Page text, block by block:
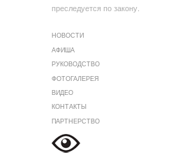
преследуется по закону.
НОВОСТИ
АФИША
РУКОВОДСТВО
ФОТОГАЛЕРЕЯ
ВИДЕО
КОНТАКТЫ
ПАРТНЕРСТВО